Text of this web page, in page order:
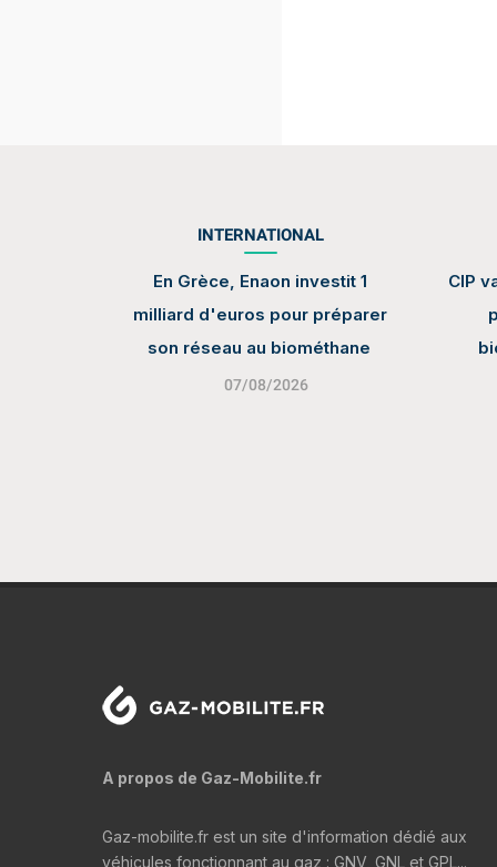
INTERNATIONAL
En Grèce, Enaon investit 1
milliard d'euros pour préparer
son réseau au biométhane
07/08/2026
CIP
A propos de Gaz-Mobilite.fr
Gaz-mobilite.fr est un site d'information dédié aux
véhicules fonctionnant au gaz : GNV, GNL et GPL...